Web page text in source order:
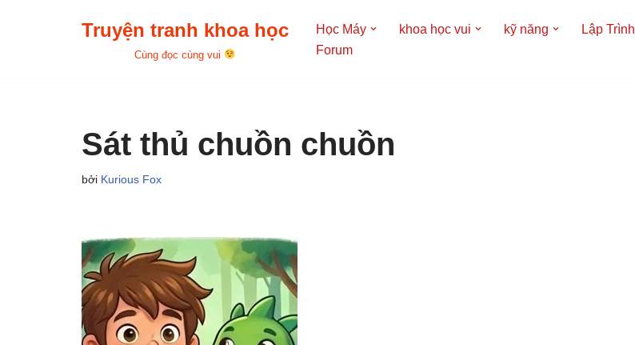
Truyện tranh khoa học
Cùng đọc cùng vui
Học Máy khoa học vui kỹ năng Lập Trình
Forum
Sát thủ chuồn chuồn
bởi Kurious Fox